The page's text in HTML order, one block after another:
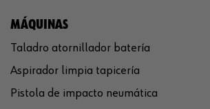
MÁQUINAS
Taladro atornillador batería
Aspirador limpia tapicería
Pistola de impacto neumática